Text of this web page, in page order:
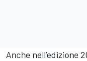
Anche nell’edizione